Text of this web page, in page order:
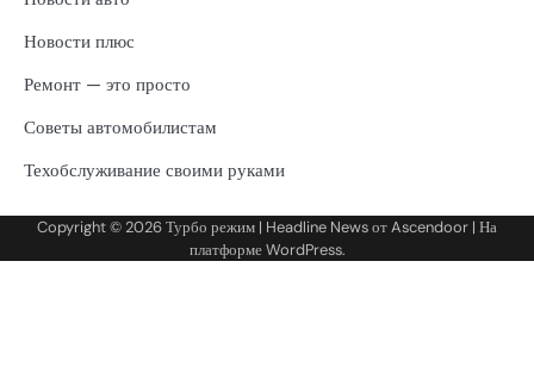
Новости плюс
Ремонт — это просто
Советы автомобилистам
Техобслуживание своими руками
Copyright © 2026Турбо режим | Headline News отAscendoor | На
платформеWordPress.